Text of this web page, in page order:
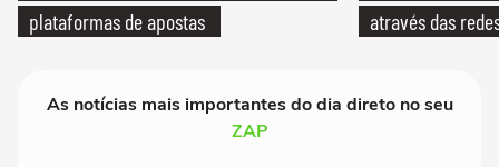
plataformas de apostas
através das
As notícias mais importantes do dia direto no seu
ZAP